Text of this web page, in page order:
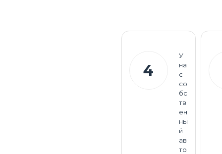
4
У
на
с
со
бс
тв
ен
ны
й
ав
то